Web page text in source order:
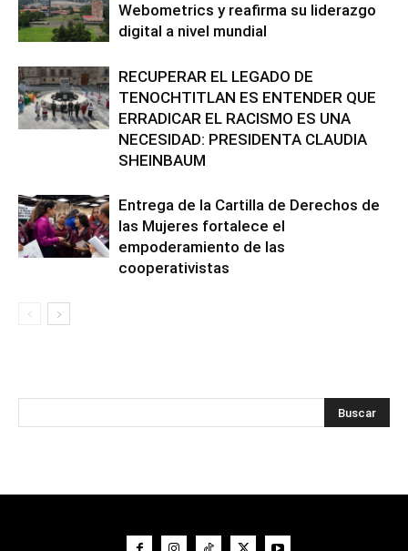
Webometrics y reafirma su liderazgo
digital a nivel mundial
RECUPERAR EL LEGADO DE
TENOCHTITLAN ES ENTENDER QUE
ERRADICAR EL RACISMO ES UNA
NECESIDAD: PRESIDENTA CLAUDIA
SHEINBAUM
Entrega de la Cartilla de Derechos de
las Mujeres fortalece el
empoderamiento de las
cooperativistas